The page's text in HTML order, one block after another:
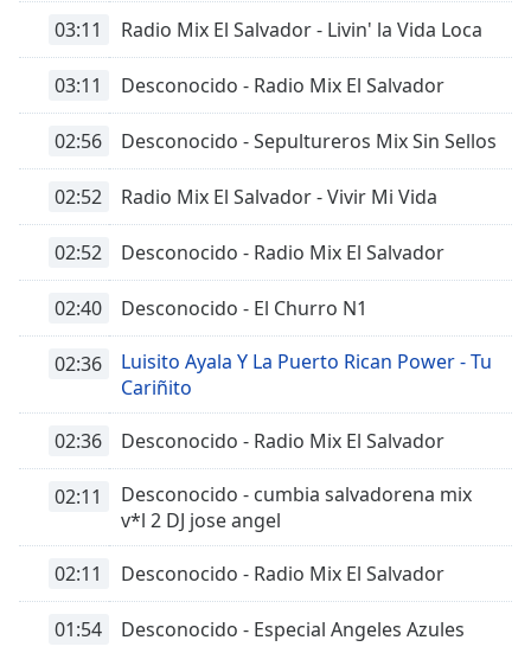
03:11 Radio Mix El Salvador - Livin' la Vida Loca
03:11 Desconocido - Radio Mix El Salvador
02:56 Desconocido - Sepultureros Mix Sin Sellos
02:52 Radio Mix El Salvador - Vivir Mi Vida
02:52 Desconocido - Radio Mix El Salvador
02:40 Desconocido - El Churro N1
02:36
Luisito Ayala Y La Puerto Rican Power - Tu
Cariñito
02:36 Desconocido - Radio Mix El Salvador
02:11
Desconocido - cumbia salvadorena mix
v*l 2 DJ jose angel
02:11 Desconocido - Radio Mix El Salvador
01:54 Desconocido - Especial Angeles Azules